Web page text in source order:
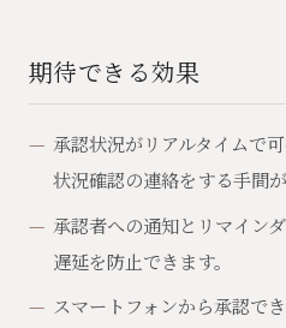
期待できる効果
承認状況がリアルタイムで
状況確認の連絡をする手間が
承認者への通知とリマイン
遅延を防止できます。
スマートフォンから承認で